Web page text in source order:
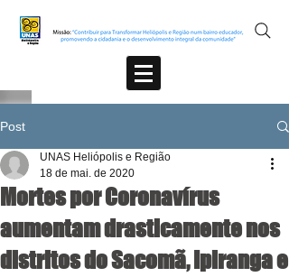
Post
Mortes por Coronavírus
aumentam drasticamente nos
distritos do Sacomã, Ipiranga e
UNAS Heliópolis e Região
18 de mai. de 2020